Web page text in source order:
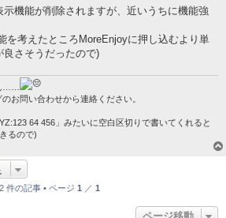
機能が削除されますが、近いうちに機能強
を考えたところMoreEnjoyに押し込むより単
さそうだったので)
……
お問い合わせから連絡ください。
64 456」みたいに空白区切りで書いてくれると
るので)
2 件の記事 • ページ 1 ／ 1